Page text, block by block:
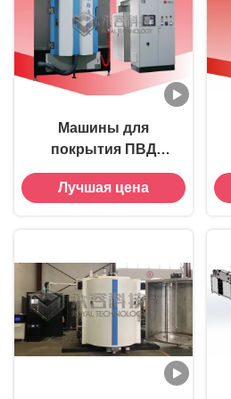
Машины для
покрытия ПВД
магниторонным
распыливанием
Лучшая цена